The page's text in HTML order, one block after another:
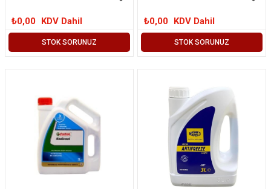
STOK SORUNUZ
₺0,00 KDV Dahil
STOK SORUNUZ
₺0,00 KDV Dahil